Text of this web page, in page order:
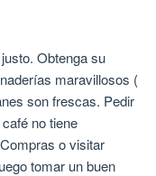
Obtenga su
maravillosos (
son frescas. Pedir
no tiene
o visitar
tomar un buen